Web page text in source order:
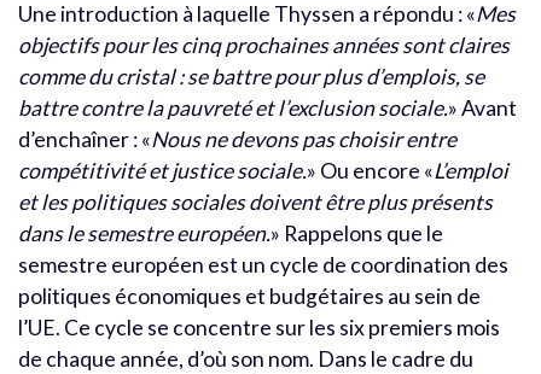
Une introduction à laquelle Thyssen a répondu : «Mes
objectifs pour les cinq prochaines années sont claires
comme du cristal : se battre pour plus d’emplois, se
battre contre la pauvreté et l’exclusion sociale.» Avant
d’enchaîner : «Nous ne devons pas choisir entre
compétitivité et justice sociale.» Ou encore «L’emploi
et les politiques sociales doivent être plus présents
dans le semestre européen.» Rappelons que le
semestre européen est un cycle de coordination des
politiques économiques et budgétaires au sein de
l’UE. Ce cycle se concentre sur les six premiers mois
de chaque année, d’où son nom. Dans le cadre du